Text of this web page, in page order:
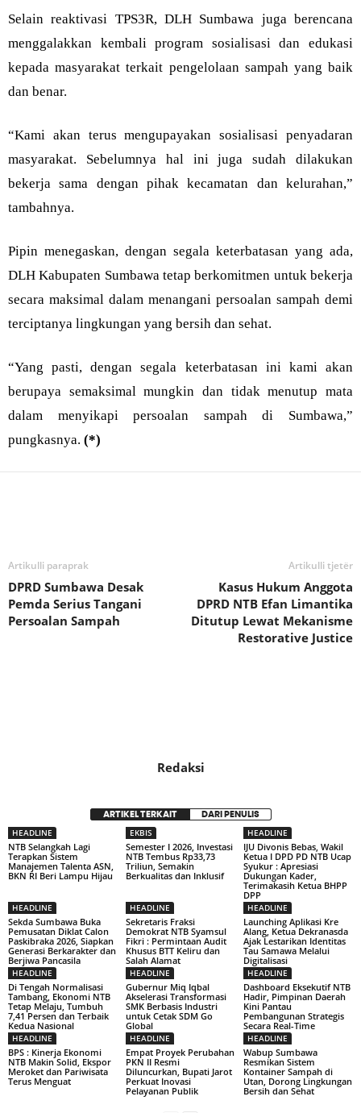
Selain reaktivasi TPS3R, DLH Sumbawa juga berencana
menggalakkan kembali program sosialisasi dan edukasi
kepada masyarakat terkait pengelolaan sampah yang baik
dan benar.
“Kami akan terus mengupayakan sosialisasi penyadaran
masyarakat. Sebelumnya hal ini juga sudah dilakukan
bekerja sama dengan pihak kecamatan dan kelurahan,”
tambahnya.
Pipin menegaskan, dengan segala keterbatasan yang ada,
DLH Kabupaten Sumbawa tetap berkomitmen untuk bekerja
secara maksimal dalam menangani persoalan sampah demi
terciptanya lingkungan yang bersih dan sehat.
“Yang pasti, dengan segala keterbatasan ini kami akan
berupaya semaksimal mungkin dan tidak menutup mata
dalam menyikapi persoalan sampah di Sumbawa,”
pungkasnya. (*)
Artikulli paraprak
DPRD Sumbawa Desak
Pemda Serius Tangani
Persoalan Sampah
Artikulli tjetër
Kasus Hukum Anggota
DPRD NTB Efan Limantika
Ditutup Lewat Mekanisme
Restorative Justice
Redaksi
ARTIKEL TERKAIT DARI PENULIS
HEADLINE
NTB Selangkah Lagi
Terapkan Sistem
Manajemen Talenta ASN,
BKN RI Beri Lampu Hijau
EKBIS
Semester I 2026, Investasi
NTB Tembus Rp33,73
Triliun, Semakin
Berkualitas dan Inklusif
HEADLINE
IJU Divonis Bebas, Wakil
Ketua I DPD PD NTB Ucap
Syukur : Apresiasi
Dukungan Kader,
Terimakasih Ketua BHPP
DPP
HEADLINE
Sekda Sumbawa Buka
Pemusatan Diklat Calon
Paskibraka 2026, Siapkan
Generasi Berkarakter dan
Berjiwa Pancasila
HEADLINE
Sekretaris Fraksi
Demokrat NTB Syamsul
Fikri : Permintaan Audit
Khusus BTT Keliru dan
Salah Alamat
HEADLINE
Launching Aplikasi Kre
Alang, Ketua Dekranasda
Ajak Lestarikan Identitas
Tau Samawa Melalui
Digitalisasi
HEADLINE
Di Tengah Normalisasi
Tambang, Ekonomi NTB
Tetap Melaju, Tumbuh
7,41 Persen dan Terbaik
Kedua Nasional
HEADLINE
Gubernur Miq Iqbal
Akselerasi Transformasi
SMK Berbasis Industri
untuk Cetak SDM Go
Global
HEADLINE
Dashboard Eksekutif NTB
Hadir, Pimpinan Daerah
Kini Pantau
Pembangunan Strategis
Secara Real-Time
HEADLINE
BPS : Kinerja Ekonomi
NTB Makin Solid, Ekspor
Meroket dan Pariwisata
Terus Menguat
HEADLINE
Empat Proyek Perubahan
PKN II Resmi
Diluncurkan, Bupati Jarot
Perkuat Inovasi
Pelayanan Publik
HEADLINE
Wabup Sumbawa
Resmikan Sistem
Kontainer Sampah di
Utan, Dorong Lingkungan
Bersih dan Sehat